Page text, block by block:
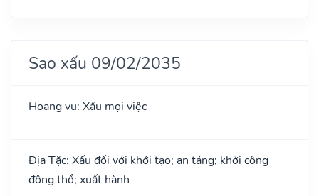
Sao xấu 09/02/2035
Hoang vu: Xấu mọi việc
Địa Tặc: Xấu đối với khởi tạo; an táng; khởi công
động thổ; xuất hành